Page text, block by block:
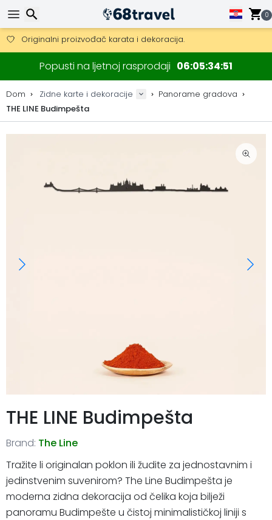
0
Mogućnost slanja DHL Expressom (dostava unutar 24 sata)
30 dana za povrat, 90 dana za drvene karte i dekoracije.
Originalni proizvođač karata i dekoracija.
Popusti na ljetnoj rasprodaji 06053450
Dom Zidne karte i dekoracije
Panorame gradova
THE LINE Budimpešta
THE LINE Budimpešta
Brand: The Line
Tražite li originalan poklon ili žudite za jednostavnim i
jedinstvenim suvenirom? The Line Budimpešta je
moderna zidna dekoracija od čelika koja bilježi
panoramu Budimpešte u čistoj minimalističkoj liniji s
Traži
Traži